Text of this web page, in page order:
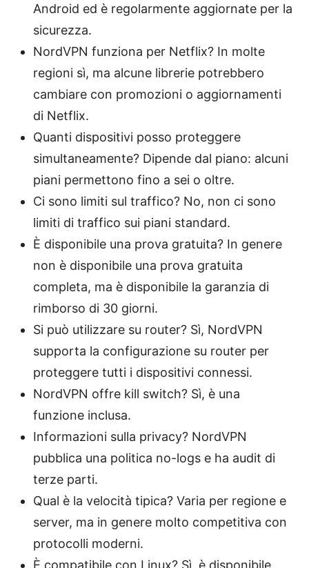
Android ed è regolarmente aggiornate per la
sicurezza.
NordVPN funziona per Netflix? In molte
regioni sì, ma alcune librerie potrebbero
cambiare con promozioni o aggiornamenti
di Netflix.
Quanti dispositivi posso proteggere
simultaneamente? Dipende dal piano: alcuni
piani permettono fino a sei o oltre.
Ci sono limiti sul traffico? No, non ci sono
limiti di traffico sui piani standard.
È disponibile una prova gratuita? In genere
non è disponibile una prova gratuita
completa, ma è disponibile la garanzia di
rimborso di 30 giorni.
Si può utilizzare su router? Sì, NordVPN
supporta la configurazione su router per
proteggere tutti i dispositivi connessi.
NordVPN offre kill switch? Sì, è una
funzione inclusa.
Informazioni sulla privacy? NordVPN
pubblica una politica no-logs e ha audit di
terze parti.
Qual è la velocità tipica? Varia per regione e
server, ma in genere molto competitiva con
protocolli moderni.
È compatibile con Linux? Sì, è disponibile